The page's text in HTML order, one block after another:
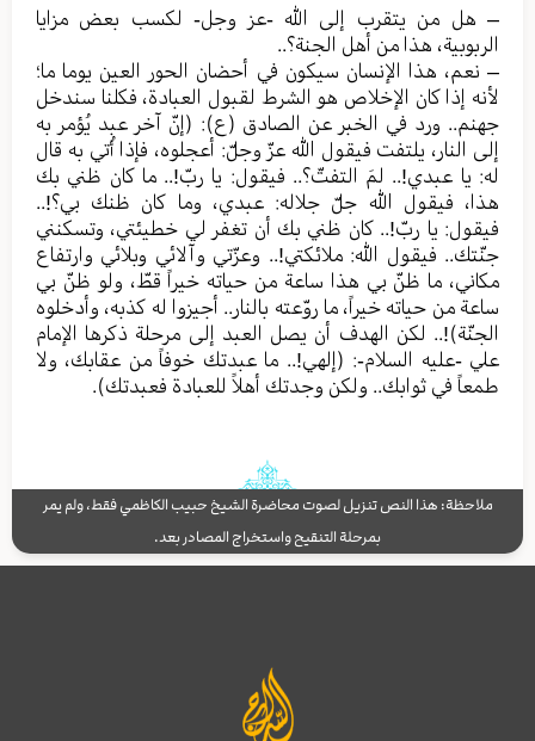
– هل من يتقرب إلى الله -عز وجل- لكسب بعض مزايا
الربوبية، هذا من أهل الجنة؟..
– نعم، هذا الإنسان سيكون في أحضان الحور العين يوما ما؛
لأنه إذا كان الإخلاص هو الشرط لقبول العبادة، فكلنا سندخل
جهنم.. ورد في الخبر عن الصادق (ع): (إنّ آخر عبد يُؤمر به
إلى النار، يلتفت فيقول الله عزّ وجلّ: أعجلوه، فإذا أُتي به قال
له: يا عبدي!.. لمَ التفتّ؟.. فيقول: يا ربّ!.. ما كان ظني بك
هذا، فيقول الله جلّ جلاله: عبدي، وما كان ظنك بي؟!..
فيقول: يا ربّ!.. كان ظني بك أن تغفر لي خطيئتي، وتسكنني
جنّتك.. فيقول الله: ملائكتي!.. وعزّتي وآلائي وبلائي وارتفاع
مكاني، ما ظنّ بي هذا ساعة من حياته خيراً قطّ، ولو ظنّ بي
ساعة من حياته خيراً، ما روّعته بالنار.. أجيزوا له كذبه، وأدخلوه
الجنّة)!.. لكن الهدف أن يصل العبد إلى مرحلة ذكرها الإمام
علي -عليه السلام-: (إلهي!.. ما عبدتك خوفاً من عقابك، ولا
طمعاً في ثوابك.. ولكن وجدتك أهلاً للعبادة فعبدتك).
ملاحظة: هذا النص تنزيل لصوت محاضرة الشيخ حبيب الكاظمي فقط، ولم يمر
بمرحلة التنقيح واستخراج المصادر بعد.